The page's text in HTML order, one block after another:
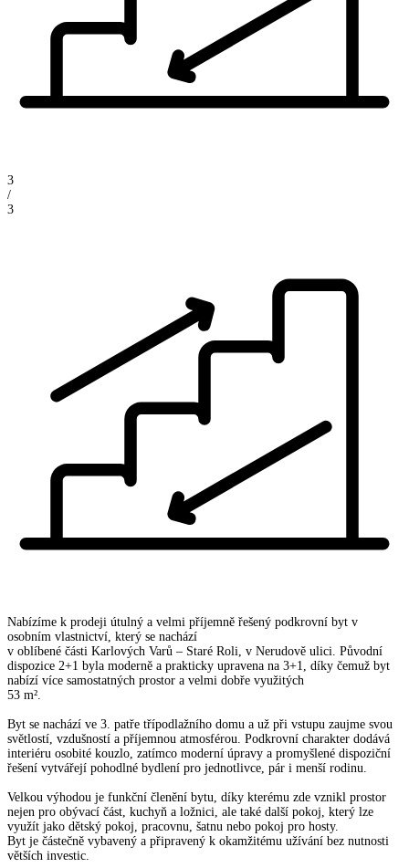
3
/
3
Nabízíme k prodeji útulný a velmi příjemně řešený podkrovní byt v
osobním vlastnictví, který se nachází
v oblíbené části Karlových Varů – Staré Roli, v Nerudově ulici. Původní
dispozice 2+1 byla moderně a prakticky upravena na 3+1, díky čemuž byt
nabízí více samostatných prostor a velmi dobře využitých
53 m².
Byt se nachází ve 3. patře třípodlažního domu a už při vstupu zaujme svou
světlostí, vzdušností a příjemnou atmosférou. Podkrovní charakter dodává
interiéru osobité kouzlo, zatímco moderní úpravy a promyšlené dispoziční
řešení vytvářejí pohodlné bydlení pro jednotlivce, pár i menší rodinu.
Velkou výhodou je funkční členění bytu, díky kterému zde vznikl prostor
nejen pro obývací část, kuchyň a ložnici, ale také další pokoj, který lze
využít jako dětský pokoj, pracovnu, šatnu nebo pokoj pro hosty.
Byt je částečně vybavený a připravený k okamžitému užívání bez nutnosti
větších investic.